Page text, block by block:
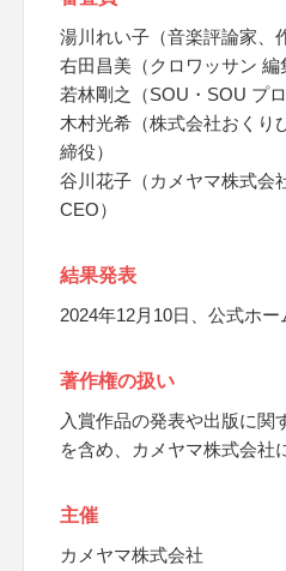
湯川れい子（音楽評論家、
右田昌美（クロワッサン 編
若林剛之（SOU・SOU プロ
木村光希（株式会社おくり
締役）
谷川花子（カメヤマ株式会
CEO）
結果発表
2024年12月10日、公式ホー
著作権の扱い
入賞作品の発表や出版に関
を含め、カメヤマ株式会社
主催
カメヤマ株式会社